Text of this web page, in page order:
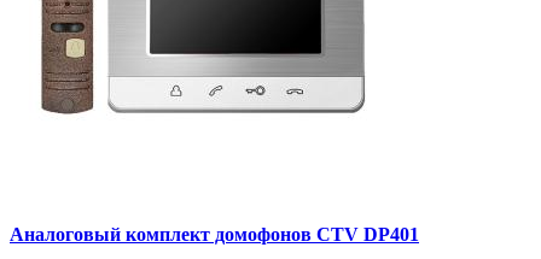
Аналоговый комплект домофонов CTV DP401